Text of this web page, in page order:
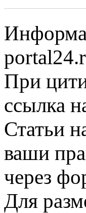
При
ссылка
Статьи
ваши
через
Для